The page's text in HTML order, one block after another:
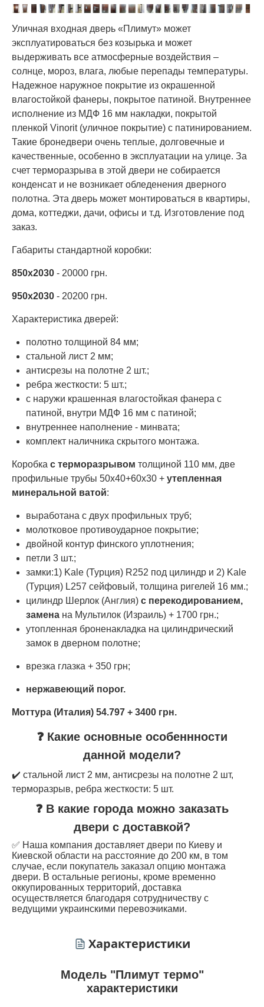
Уличная входная дверь «Плимут» может
эксплуатироваться без козырька и может
выдерживать все атмосферные воздействия –
солнце, мороз, влага, любые перепады температуры.
Надежное наружное покрытие из окрашенной
влагостойкой фанеры, покрытое патиной. Внутреннее
исполнение из МДФ 16 мм накладки, покрытой
пленкой Vinorit (уличное покрытие) с патинированием.
Такие бронедвери очень теплые, долговечные и
качественные, особенно в эксплуатации на улице. За
счет терморазрыва в этой двери не собирается
конденсат и не возникает обледенения дверного
полотна. Эта дверь может монтироваться в квартиры,
дома, коттеджи, дачи, офисы и т.д. Изготовление под
заказ.
Габариты стандартной коробки:
850х2030 - 20000 грн.
950х2030 - 20200 грн.
Характеристика дверей:
полотно толщиной 84 мм;
стальной лист 2 мм;
антисрезы на полотне 2 шт.;
ребра жесткости: 5 шт.;
с наружи крашенная влагостойкая фанера с
патиной, внутри МДФ 16 мм с патиной;
внутреннее наполнение - минвата;
комплект наличника скрытого монтажа.
Коробка с терморазрывом толщиной 110 мм, две
профильные трубы 50х40+60х30 + утепленная
минеральной ватой:
выработана с двух профильных труб;
молотковое противоударное покрытие;
двойной контур финского уплотнения;
петли 3 шт.;
замки:1) Kale (Турция) R252 под цилиндр и 2) Kale
(Турция) L257 сейфовый, толщина ригелей 16 мм.;
цилиндр Шерлок (Англия) с перекодированием,
замена на Мультилок (Израиль) + 1700 грн.;
утопленная броненакладка на цилиндрический
замок в дверном полотне;
врезка глазка + 350 грн;
нержавеющий порог.
Моттура (Италия) 54.797 + 3400 грн.
❓ Какие основные особеннности
данной модели?
✔️ стальной лист 2 мм, антисрезы на полотне 2 шт,
терморазрыв, ребра жесткости: 5 шт.
❓ В какие города можно заказать
двери с доставкой?
✅ Наша компания доставляет двери по Киеву и
Киевской области на расстояние до 200 км, в том
случае, если покупатель заказал опцию монтажа
двери. В остальные регионы, кроме временно
оккупированных территорий, доставка
осуществляется благодаря сотрудничеству с
ведущими украинскими перевозчиками.
Характеристики
Модель "Плимут термо"
характеристики